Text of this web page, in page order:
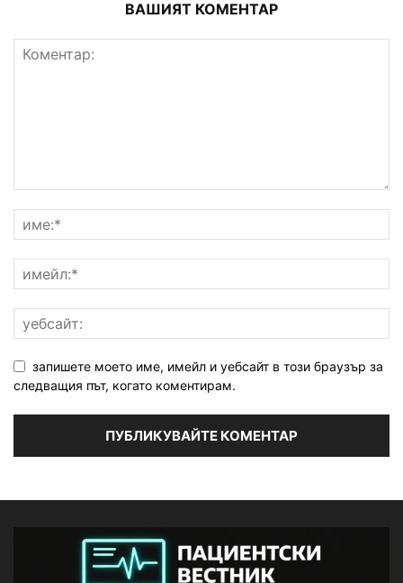
ВАШИЯТ КОМЕНТАР
запишете моето име, имейл и уебсайт в този браузър за
следващия път, когато коментирам.